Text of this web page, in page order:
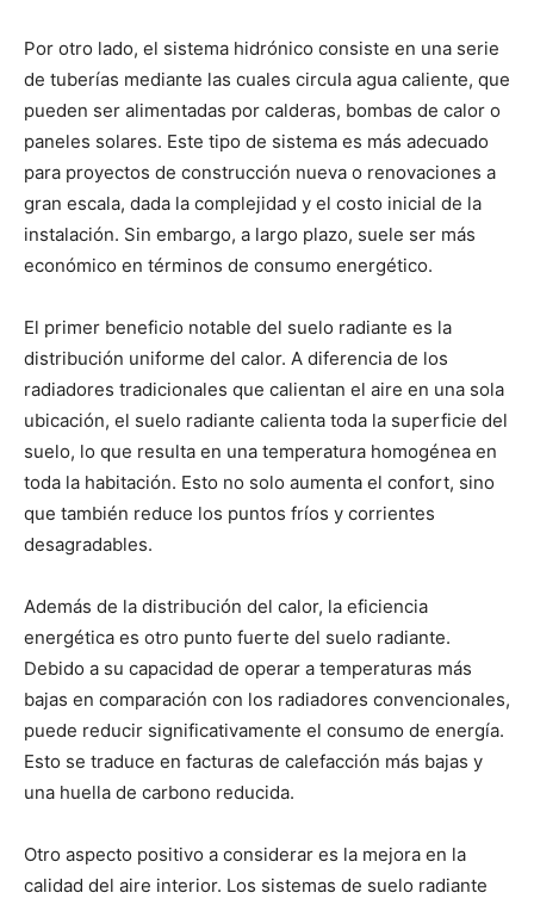
Por otro lado, el sistema hidrónico consiste en una serie
de tuberías mediante las cuales circula agua caliente, que
pueden ser alimentadas por calderas, bombas de calor o
paneles solares. Este tipo de sistema es más adecuado
para proyectos de construcción nueva o renovaciones a
gran escala, dada la complejidad y el costo inicial de la
instalación. Sin embargo, a largo plazo, suele ser más
económico en términos de consumo energético.
El primer beneficio notable del suelo radiante es la
distribución uniforme del calor. A diferencia de los
radiadores tradicionales que calientan el aire en una sola
ubicación, el suelo radiante calienta toda la superficie del
suelo, lo que resulta en una temperatura homogénea en
toda la habitación. Esto no solo aumenta el confort, sino
que también reduce los puntos fríos y corrientes
desagradables.
Además de la distribución del calor, la eficiencia
energética es otro punto fuerte del suelo radiante.
Debido a su capacidad de operar a temperaturas más
bajas en comparación con los radiadores convencionales,
puede reducir significativamente el consumo de energía.
Esto se traduce en facturas de calefacción más bajas y
una huella de carbono reducida.
Otro aspecto positivo a considerar es la mejora en la
calidad del aire interior. Los sistemas de suelo radiante